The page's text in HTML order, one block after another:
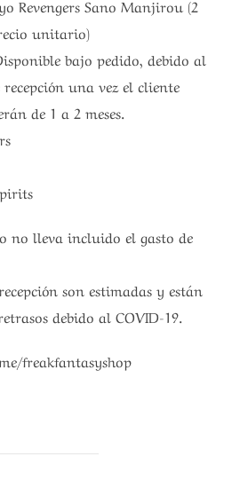
Revengers Sano Manjirou (2
unitario)
bajo pedido, debido al
una vez el cliente
de 1 a 2 meses.
no lleva incluido el gasto de
son estimadas y están
debido al COVID-19.
freakfantasyshop